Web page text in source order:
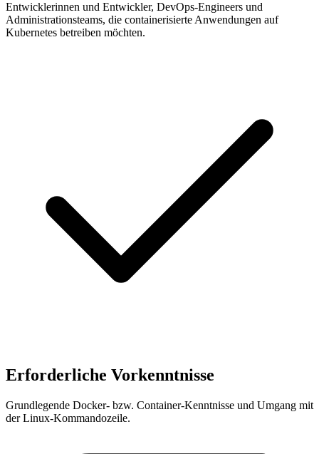
Entwicklerinnen und Entwickler, DevOps-Engineers und
Administrationsteams, die containerisierte Anwendungen auf
Kubernetes betreiben möchten.
Erforderliche Vorkenntnisse
Grundlegende Docker- bzw. Container-Kenntnisse und Umgang mit
der Linux-Kommandozeile.